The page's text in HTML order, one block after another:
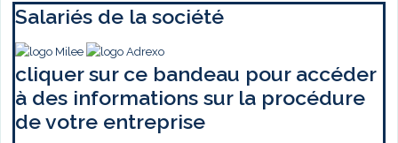
Salariés de la société
cliquer sur ce bandeau pour accéder
à des informations sur la procédure
de votre entreprise